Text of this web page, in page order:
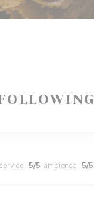
service : 5/5 ambience : 5/5